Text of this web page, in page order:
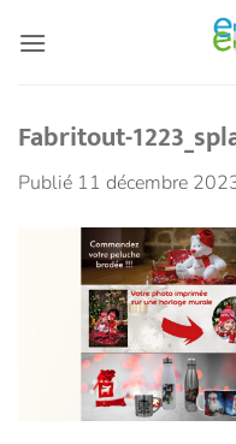
Fabritout-
Publié 11 décembre